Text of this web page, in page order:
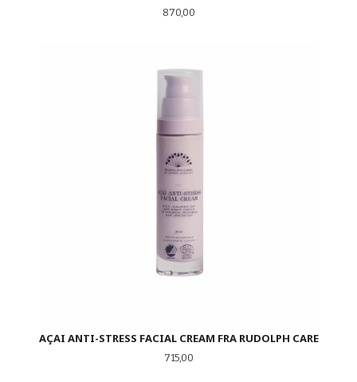
Pris
870,00
AÇAI ANTI-STRESS FACIAL CREAM FRA RUDOLPH CARE
Pris
715,00